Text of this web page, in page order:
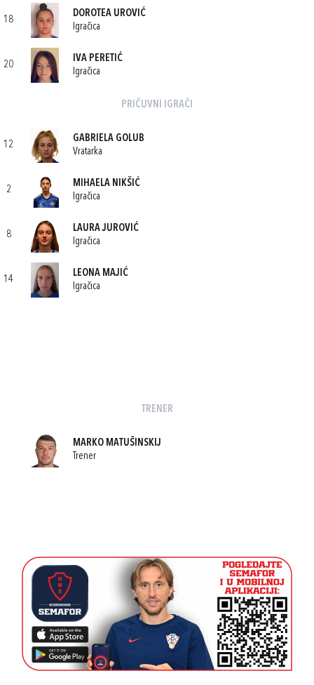
18
DOROTEA UROVIĆ
Igračica
20
IVA PERETIĆ
Igračica
PRIČUVNI IGRAČI
12
GABRIELA GOLUB
Vratarka
2
MIHAELA NIKŠIĆ
Igračica
8
LAURA JUROVIĆ
Igračica
14
LEONA MAJIĆ
Igračica
TRENER
MARKO MATUŠINSKIJ
Trener